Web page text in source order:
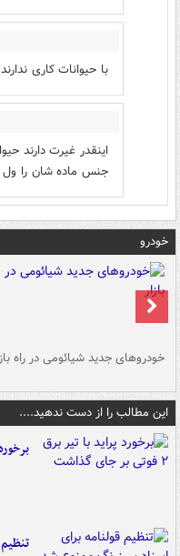
با حیوانات کاری
اینقدر غیرت دارند
جنس ماده شان را
خودرو
خودروهای جدید شیائومی در راه
این مطالب را از دست ندهید....
برخورد